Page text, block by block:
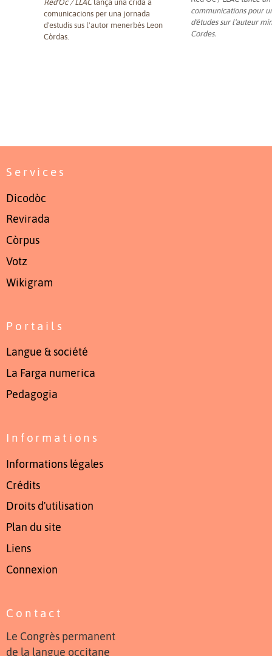
Red'Oc / LLAClança una crida a
comunicacions per una jornada
d'estudis sus l'autor menerbés Leon
Còrdas.
communications pour
d'études sur l'auteur
Cordes.
Services
Dicodòc
Revirada
Còrpus
Votz
Wikigram
Portails
Langue & société
La Farga numerica
Pedagogia
Informations
Informations légales
Crédits
Droits d'utilisation
Plan du site
Liens
Connexion
Contact
Le Congrès permanent
de la langue occitane